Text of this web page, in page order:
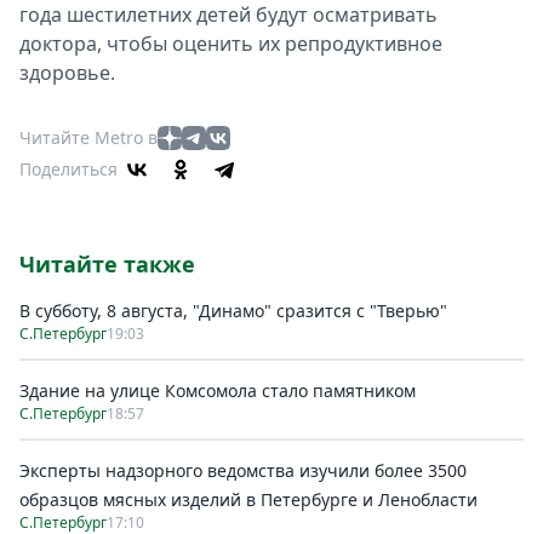
года шестилетних детей будут осматривать
доктора, чтобы оценить их репродуктивное
здоровье.
Читайте Metro в
Поделиться
Читайте также
В субботу, 8 августа, "Динамо" сразится с "Тверью"
С.Петербург19:03
Здание на улице Комсомола стало памятником
С.Петербург18:57
Эксперты надзорного ведомства изучили более 3500
образцов мясных изделий в Петербурге и Ленобласти
С.Петербург17:10